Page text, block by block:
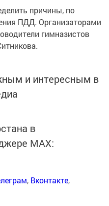
причины, по
ПДД. Организаторами
гимназистов
и интересным в
в
MАХ:
, Вконтакте,